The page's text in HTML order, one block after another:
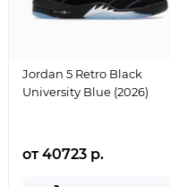
Jordan 5 Retro Black
University Blue (2026)
от 40723 р.